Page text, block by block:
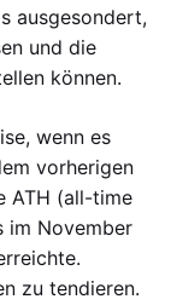
ausgesondert,
und die
können.
wenn es
vorherigen
ATH (all-time
im November
zu tendieren.